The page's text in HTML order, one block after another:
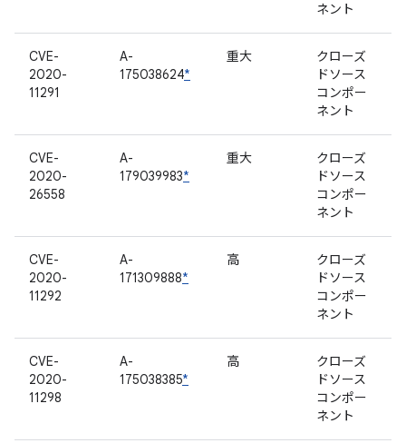
ネント
CVE-
2020-
11291
A-
175038624*
重大
クローズ
ドソース
コンポー
ネント
CVE-
2020-
26558
A-
179039983*
重大
クローズ
ドソース
コンポー
ネント
CVE-
2020-
11292
A-
171309888*
高
クローズ
ドソース
コンポー
ネント
CVE-
2020-
11298
A-
175038385*
高
クローズ
ドソース
コンポー
ネント